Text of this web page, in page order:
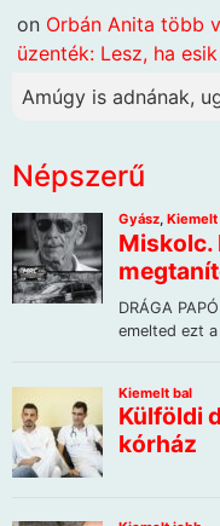
on Orbán Anita több
üzenték: Lesz, ha esik
Amúgy is adnának,
Népszerű